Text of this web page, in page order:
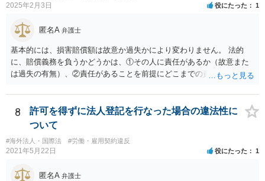
諾を受けない限り著作権侵害となる可能性が高いです。
2025年2月3日 役にたった 1
匿名A 弁護士
基本的には、損害賠償額は故意か過失かにより変わりません。 法的
に、賠償義務を負うかどうかは、①その人に責任があるか（故意また
は過失の有無）、②責任があることを前提にどこまでの責任を負うべ
（厳密には、②の話の中で責任の範囲を問う過程で主観面も見るする
ので事案次第ではありますが。）。 また、海外での損害の発生の場合
には、まずどの法を適用するのかの問題があるので、どの国の損害で
生じた損害で、その問題に何法が適用されるのか、の判断が先行する
ので、事案聞かないことにはなんともといったところです。
8
許可を得ずに法人登記を行なった場合の違法性に
ついて
#海外法人・国際法 #労働・雇用契約違反
2021年5月22日 役にたった 1
匿名A 弁護士